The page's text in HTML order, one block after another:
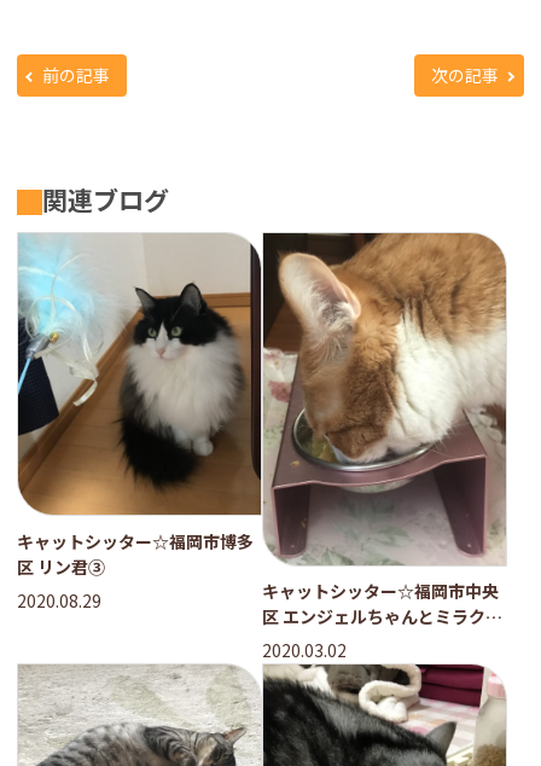
前の記事 次の記事
関連ブログ
キャットシッター☆福岡市博多
区 リン君③
2020.08.29
キャットシッター☆福岡市中央
区 エンジェルちゃんとミラクル
君③
2020.03.02